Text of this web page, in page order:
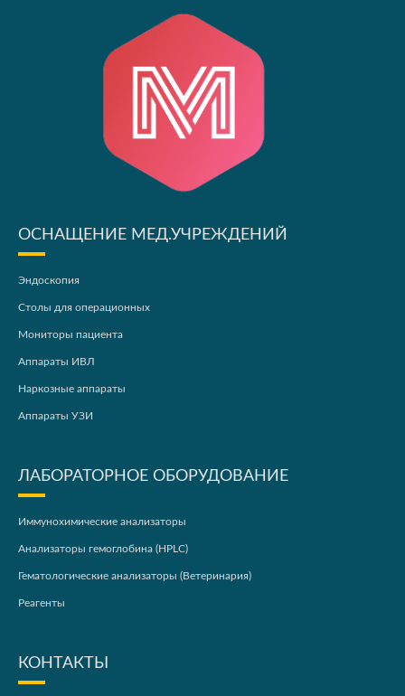
ОСНАЩЕНИЕ МЕД.УЧРЕЖДЕНИЙ
Эндоскопия
Столы для операционных
Мониторы пациента
Аппараты ИВЛ
Наркозные аппараты
Аппараты УЗИ
ЛАБОРАТОРНОЕ ОБОРУДОВАНИЕ
Иммунохимические анализаторы
Анализаторы гемоглобина (HPLC)
Гематологические анализаторы (Ветеринария)
Реагенты
КОНТАКТЫ